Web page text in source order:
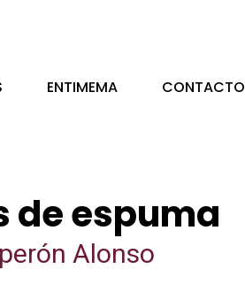
ENTIMEMA CONTACTO
de espuma
Alonso